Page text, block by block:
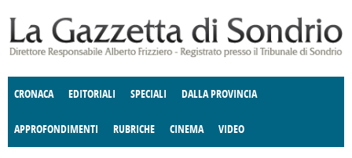
CRONACA EDITORIALI SPECIALI DALLA PROVINCIA
APPROFONDIMENTI RUBRICHE CINEMA VIDEO